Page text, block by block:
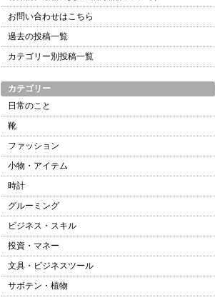
お問い合わせはこちら
過去の投稿一覧
カテゴリー別投稿一覧
カテゴリー
日常のこと
靴
ファッション
小物・アイテム
時計
グルーミング
ビジネス・スキル
投資・マネー
文具・ビジネスツール
サボテン・植物